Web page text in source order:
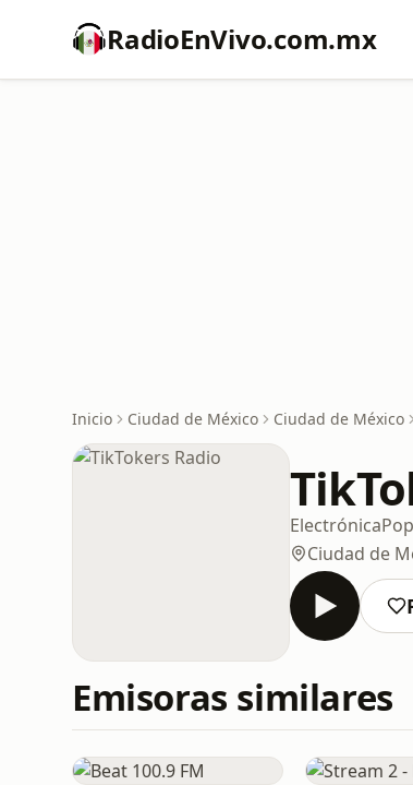
RadioEnVivo.com.mx
Inicio Ciudad de México Ciudad de México
ElectrónicaPop
Ciudad de
Emisoras similares